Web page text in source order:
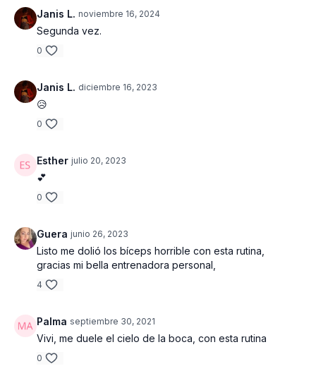
Janis L. noviembre 16, 2024
Segunda vez.
0
Janis L. diciembre 16, 2023
😥
0
Esther julio 20, 2023
💕
0
Guera junio 26, 2023
Listo me dolió los bíceps horrible con esta rutina,
gracias mi bella entrenadora personal,
4
Palma septiembre 30, 2021
Vivi, me duele el cielo de la boca, con esta rutina
0